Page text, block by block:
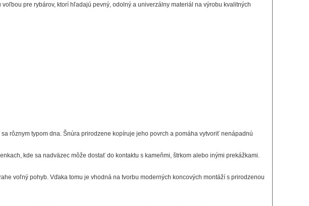
pre rybárov, ktorí hľadajú pevný, odolný a univerzálny materiál na výrobu kvalitných
rôznym typom dna. Šnúra prirodzene kopíruje jeho povrch a pomáha vytvoriť nenápadnú
kde sa nadväzec môže dostať do kontaktu s kameňmi, štrkom alebo inými prekážkami.
voľný pohyb. Vďaka tomu je vhodná na tvorbu moderných koncových montáží s prirodzenou